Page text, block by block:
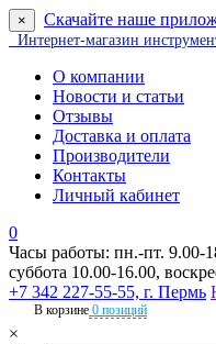
× Скачайте наше
Интернет-магазин
О компании
Новости и статьи
Отзывы
Доставка и оплата
Производители
Контакты
Личный кабинет
0
Часы работы: пн.-пт. 9.00-
суббота 10.00-16.00,
+7 342 227-55-55, г. Пермь
В корзине 0 позиций
×